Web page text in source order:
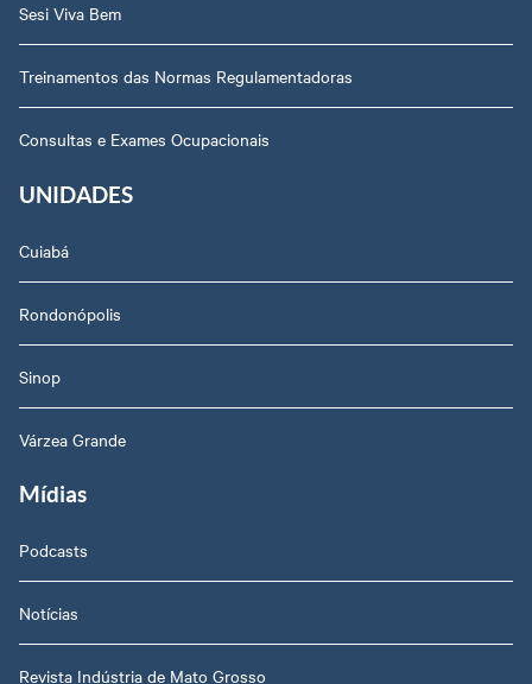
Sesi Viva Bem
Treinamentos das Normas Regulamentadoras
Consultas e Exames Ocupacionais
UNIDADES
Cuiabá
Rondonópolis
Sinop
Várzea Grande
Mídias
Podcasts
Notícias
Revista Indústria de Mato Grosso